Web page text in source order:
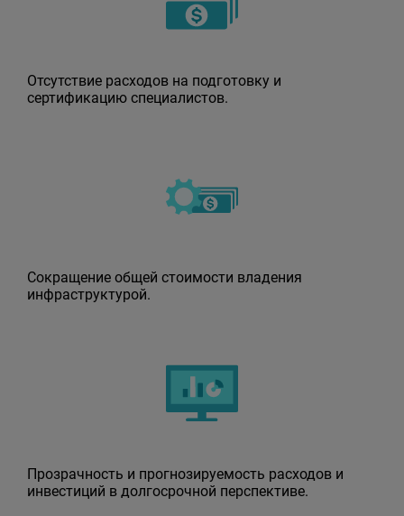
Отсутствие расходов на подготовку и
сертификацию специалистов.
Сокращение общей стоимости владения
инфраструктурой.
Прозрачность и прогнозируемость расходов и
инвестиций в долгосрочной перспективе.